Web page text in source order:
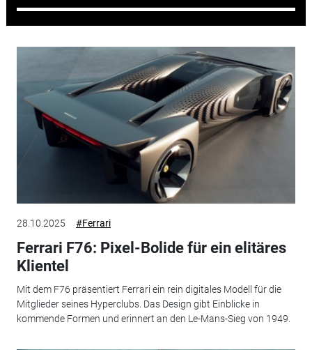
28.10.2025 #Ferrari
Ferrari F76: Pixel-Bolide für ein elitäres
Klientel
Mit dem F76 präsentiert Ferrari ein rein digitales Modell für die
Mitglieder seines Hyperclubs. Das Design gibt Einblicke in
kommende Formen und erinnert an den Le-Mans-Sieg von 1949.